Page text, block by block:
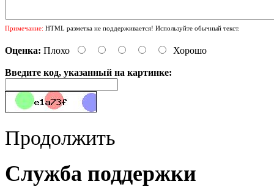
Примечание: HTML разметка не поддерживается! Используйте обычный текст.
Оценка: Плохо Хорошо
Введите код, указанный на картинке:
Продолжить
Служба поддержки